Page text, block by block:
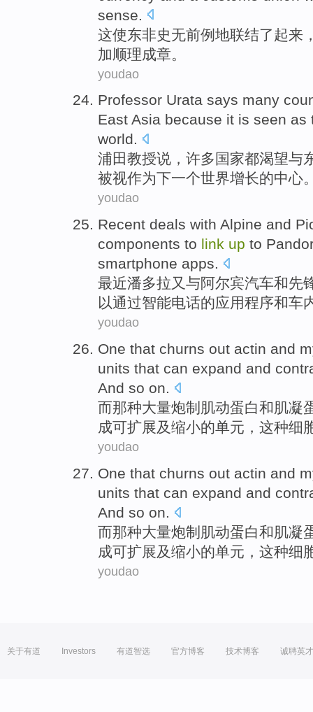
sense
这使东非史无前例地联结了起来
加顺理成章。
youdao
Professor Urata says many
East Asia because it is seen as
world.
浦田教授说 ， 许多 国家都渴望与
被视作为下一个世界增长的中心
youdao
Recent deals with Alpine and
components to link up to
smartphone apps.
最近潘多拉又 与阿尔宾汽车和先
以通过智能电话的应用程序和车
youdao
One that churns out actin and
units that can expand and
And so on.
而那种大量炮制 肌动蛋白和肌凝
成可扩展及缩小的单元 ，这种细
youdao
One that churns out actin and
units that can expand and
And so on.
而那种大量炮制 肌动蛋白和肌凝
成可扩展及缩小的单元 ，这种细
youdao
关于有道 Investors 有道智选 官方博客 技术博客 诚聘英才